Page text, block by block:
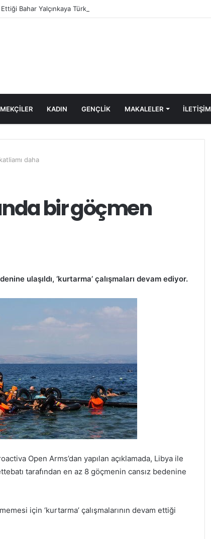
Bahar Yalçınkaya Türkiye’de Tutuklandı
KADIN GENÇLİK MAKALELER ILETIŞIM
daha
bir göçmen
ulaşıldı, ‘kurtarma’ çalışmaları devam ediyor.
Open Arms’dan yapılan açıklamada, Libya ile
tarafından en az 8 göçmenin cansız bedenine
için ‘kurtarma’ çalışmalarının devam ettiği